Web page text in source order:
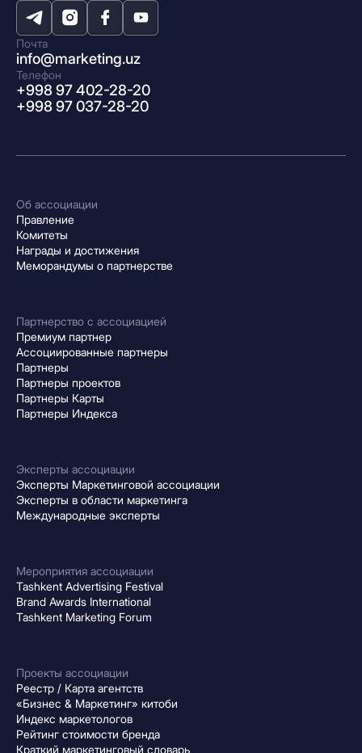
Почта
info@marketing.uz
Телефон
+998 97 402-28-20
+998 97 037-28-20
Об ассоциации
Правление
Комитеты
Награды и достижения
Меморандумы о партнерстве
Партнерство с ассоциацией
Премиум партнер
Ассоциированные партнеры
Партнеры
Партнеры проектов
Партнеры Карты
Партнеры Индекса
Эксперты ассоциации
Эксперты Маркетинговой ассоциации
Эксперты в области маркетинга
Международные эксперты
Мероприятия ассоциации
Tashkent Advertising Festival
Brand Awards International
Tashkent Marketing Forum
Проекты ассоциации
Реестр / Карта агентств
«Бизнес & Маркетинг» китоби
Индекс маркетологов
Рейтинг стоимости бренда
Краткий маркетинговый словарь